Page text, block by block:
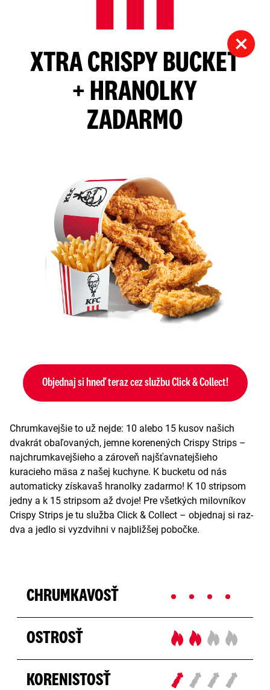
XTRA CRISPY BUCKET
+ HRANOLKY
ZADARMO
Objednaj si hneď teraz cez službu Click & Collect!
Chrumkavejšie to už nejde: 10 alebo 15 kusov našich
dvakrát obaľovaných, jemne korenených Crispy Strips –
najchrumkavejšieho a zároveň najšťavnatejšieho
kuracieho mäsa z našej kuchyne. K bucketu od nás
automaticky získavaš hranolky zadarmo! K 10 stripsom
jedny a k 15 stripsom až dvoje! Pre všetkých milovníkov
Crispy Strips je tu služba Click & Collect – objednaj si raz-
dva a jedlo si vyzdvihni v najbližšej pobočke.
CHRUMKAVOSŤ
OSTROSŤ
KORENISTOSŤ